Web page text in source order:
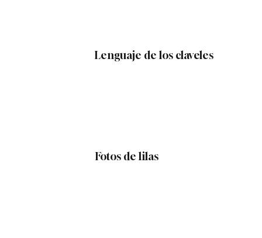
Lenguaje de los claveles
Fotos de lilas